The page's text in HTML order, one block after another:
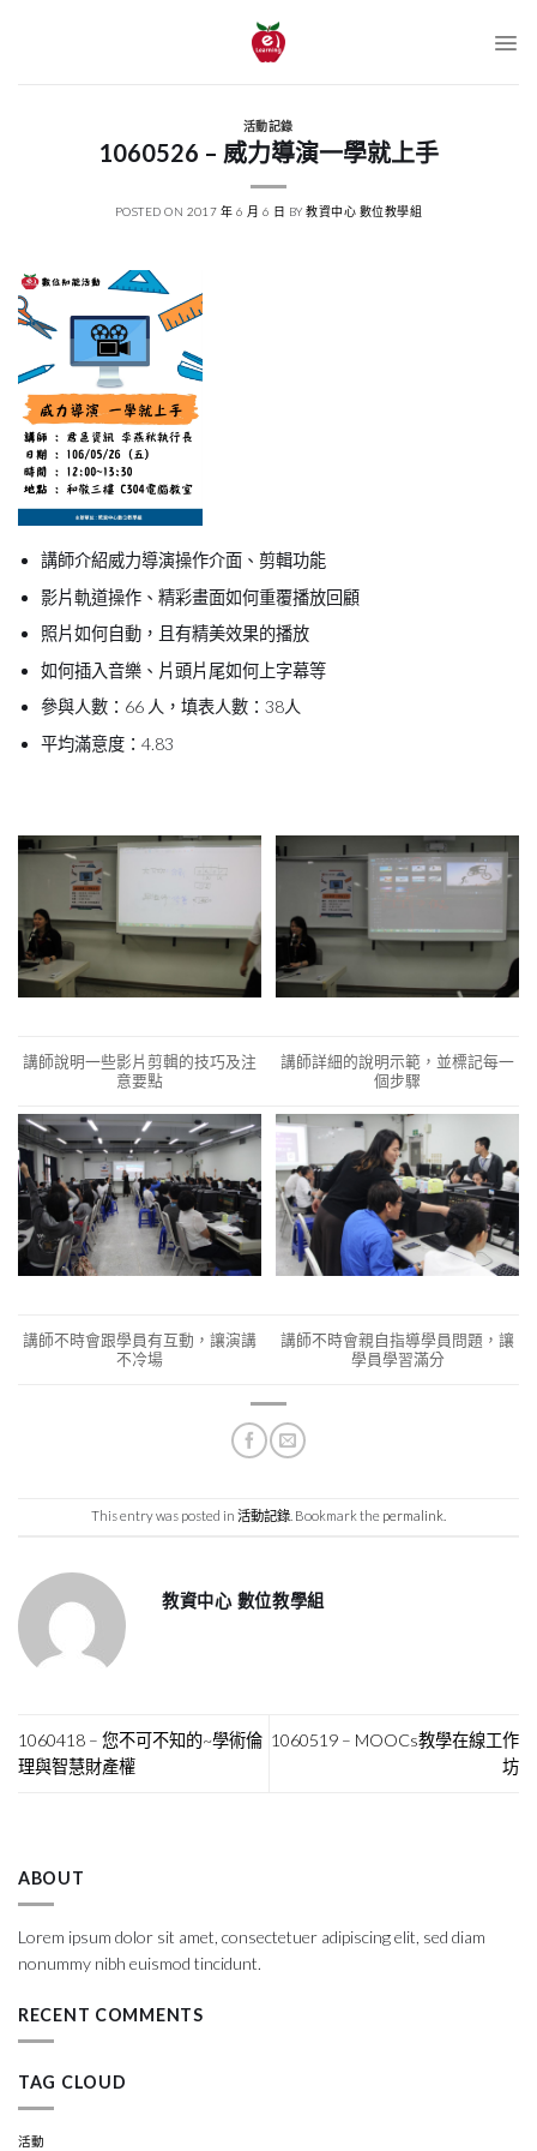
活動記錄
1060526 – 威力導演一學就上手
POSTED ON 2017 年 6 月 6 日 BY教資中心 數位教學組
講師介紹威力導演操作介面、剪輯功能
影片軌道操作、精彩畫面如何重覆播放回顧
照片如何自動，且有精美效果的播放
如何插入音樂、片頭片尾如何上字幕等
參與人數：66 人，填表人數：38人
平均滿意度：4.83
講師說明一些影片剪輯的技巧及注
意要點
講師詳細的說明示範，並標記每一
個步驟
講師不時會跟學員有互動，讓演講
不冷場
講師不時會親自指導學員問題，讓
學員學習滿分
This entry was posted in 活動記錄 . Bookmark the permalink
教資中心 數位教學組
1060418 – 您不可不知的~學術倫
理與智慧財產權
1060519 – MOOCs教學在線工作
坊
ABOUT
Lorem ipsum dolor sit amet, consectetuer adipiscing elit, sed diam
nonummy nibh euismod tincidunt.
RECENT COMMENTS
TAG CLOUD
活動